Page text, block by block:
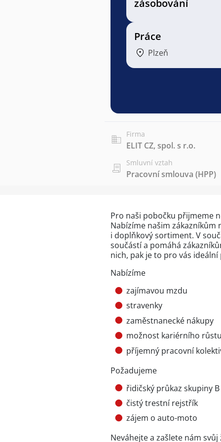
zásobování
Práce
Plzeň
Firma
ELIT CZ, spol. s r.o.
Smluvní vztah
Pracovní smlouva (HPP)
Pro naši pobočku přijmeme
Nabízíme našim
i doplňkový sortiment. V
součástí a pomáhá
nich, pak je to pro vás ideální
Nabízíme
zajímavou mzdu
stravenky
zaměstnanecké nákupy
možnost kariérního
příjemný pracovní
Požadujeme
řidičský průkaz skupiny B
čistý trestní rejstřík
zájem o auto-moto
Neváhejte a zašlete nám